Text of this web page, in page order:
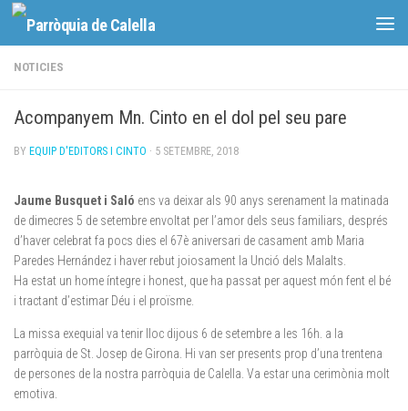
Skip to content
NOTICIES
Acompanyem Mn. Cinto en el dol pel seu pare
BY EQUIP D'EDITORS I CINTO · 5 SETEMBRE, 2018
Jaume Busquet i Saló ens va deixar als 90 anys serenament la matinada
de dimecres 5 de setembre envoltat per l’amor dels seus familiars, després
d’haver celebrat fa pocs dies el 67è aniversari de casament amb Maria
Paredes Hernández i haver rebut joiosament la Unció dels Malalts.
Ha estat un home íntegre i honest, que ha passat per aquest món fent el bé
i tractant d’estimar Déu i el proïsme.
La missa exequial va tenir lloc dijous 6 de setembre a les 16h. a la
parròquia de St. Josep de Girona. Hi van ser presents prop d’una trentena
de persones de la nostra parròquia de Calella. Va estar una cerimònia molt
emotiva.